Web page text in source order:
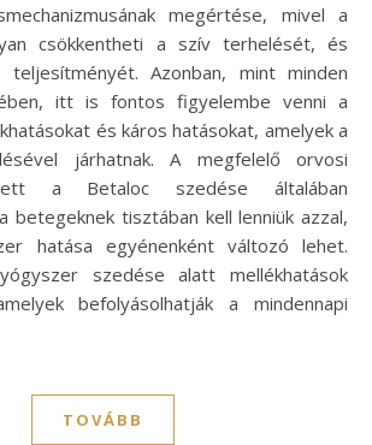
megértése, mivel a
csökkentheti a szív terhelését, és
Azonban, mint minden
itt is fontos figyelembe venni a
és káros hatásokat, amelyek a
járhatnak. A megfelelő orvosi
a Betaloc szedése általában
betegeknek tisztában kell lenniük azzal,
hatása egyénenként változó lehet.
szedése alatt mellékhatások
befolyásolhatják a mindennapi
TOVÁBB